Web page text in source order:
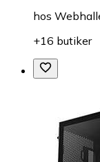
hos
+16 butiker